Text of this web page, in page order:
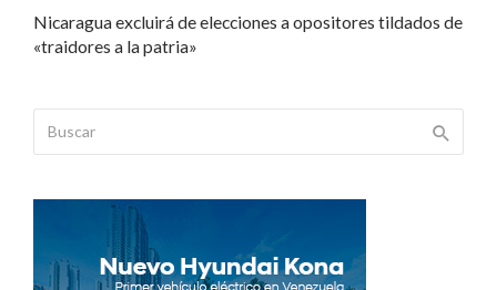
Nicaragua excluirá de elecciones a opositores tildados de
«traidores a la patria»